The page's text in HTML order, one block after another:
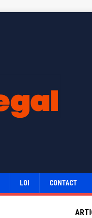
LOI CONTACT